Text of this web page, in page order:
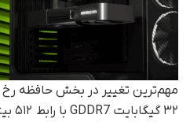
مهم‌ترین تغییر در بخش حافظه رخ